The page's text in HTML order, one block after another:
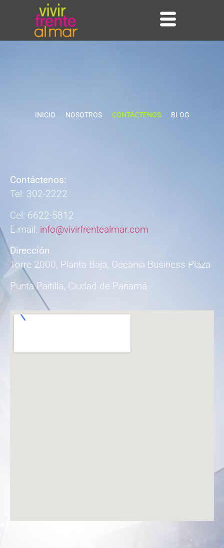
INICIO NOSOTROS CONTÁCTENOS BLOG
Contáctenos:
Tel: 302-2222
Cel: 6622-5812
E-mail: info@vivirfrentealmar.com
Dirección
Torre 2000, Planta Baja, Oceania Business Plaza
Punta Paitilla, Ciudad de Panamá.